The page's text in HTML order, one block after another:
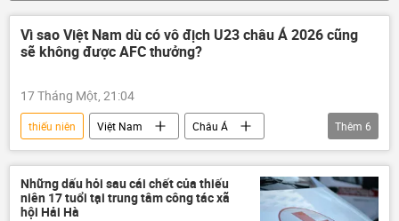
Vì sao Việt Nam dù có vô địch U23 châu Á 2026 cũng
sẽ không được AFC thưởng?
17 Tháng Một, 21:04
thiếu niên Việt Nam
Châu Á
bóng đá
Liên đoàn bóng đá Việt Nam
Thể thao
AFC
UAE
Thế giới
Thêm 6
Những dấu hỏi sau cái chết của thiếu
niên 17 tuổi tại trung tâm công tác xã
hội Hải Hà